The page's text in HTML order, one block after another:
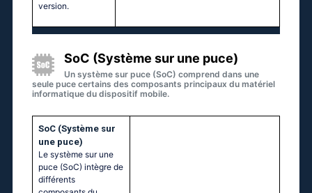
version.
SoC (Système sur une puce)
Un système sur puce (SoC) comprend dans une
seule puce certains des composants principaux du matériel
informatique du dispositif mobile.
SoC (Système sur
une puce)
Le système sur une
puce (SoC) intègre de
différents